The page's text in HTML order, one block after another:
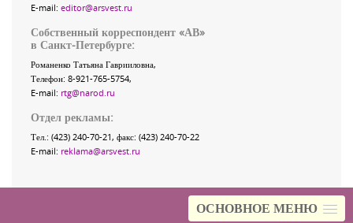
ОСНОВНОЕ МЕНЮ
E-mail: editor@arsvest.ru
Собственный корреспондент «АВ»
в Санкт-Петербурге:
Романенко Татьяна Гаврииловна,
Телефон: 8-921-765-5754,
E-mail: rtg@narod.ru
Отдел рекламы:
Тел.: (423) 240-70-21, факс: (423) 240-70-22
E-mail: reklama@arsvest.ru